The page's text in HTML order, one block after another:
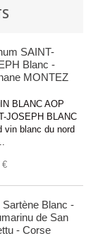
SAINT-
Blanc -
MONTEZ
BLANC AOP
JOSEPH BLANC
vin blanc du nord
€
Blanc -
de San
- Corse